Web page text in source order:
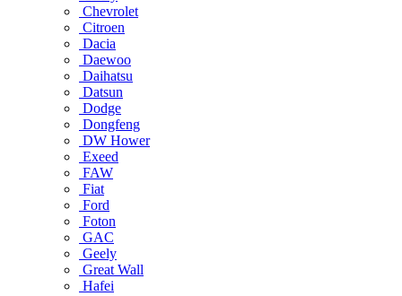
Chevrolet
Citroen
Dacia
Daewoo
Daihatsu
Datsun
Dodge
Dongfeng
DW Hower
Exeed
FAW
Fiat
Ford
Foton
GAC
Geely
Great Wall
Hafei